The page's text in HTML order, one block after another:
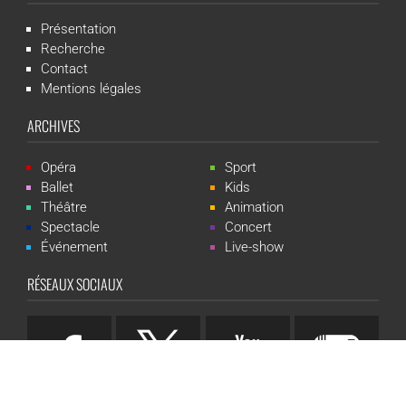
Présentation
Recherche
Contact
Mentions légales
ARCHIVES
Opéra
Ballet
Théâtre
Spectacle
Événement
Sport
Kids
Animation
Concert
Live-show
RÉSEAUX SOCIAUX